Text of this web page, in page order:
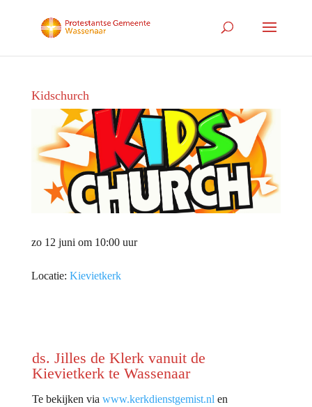
Kidschurch
zo 12 juni om 10:00 uur
Locatie: Kievietkerk
ds. Jilles de Klerk vanuit de
Kievietkerk te Wassenaar
Te bekijken via www.kerkdienstgemist.nl en